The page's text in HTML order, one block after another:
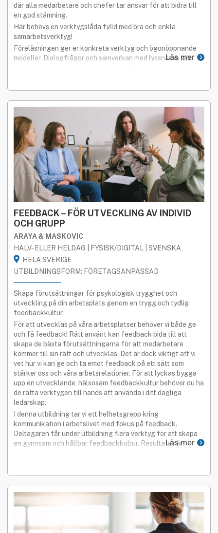
där alla medarbetare och chefer tar ansvar för att bidra till
en god stämning.
Här behövs en verktygslåda fylld med bra och enkla
samarbetsverktyg!
Föreläsningen ger er konkreta verktyg och ögonöppnande
modeller. Dialogfrågor och samverkan med lyssnarna gör
Läs mer
FEEDBACK – FÖR UTVECKLING AV INDIVID
OCH GRUPP
ARAYA & MASKOVIC
HALV- ELLER HELDAG | FYSISK/DIGITAL | SVENSKA
HELA SVERIGE
UTBILDNINGSFORM: FÖRETAGSANPASSAD
Skapa förutsättningar för psykologisk trygghet och
utveckling på din arbetsplats genom en trygg och tydlig
feedbackkultur.
För att utvecklas på våra arbetsplatser behöver vi både ge
och få feedback! Rätt använt kan feedback bida till att
skapa de bästa förutsättningarna för att medarbetare
kommer till sin rätt och utvecklas. Det är dock viktigt att vi
vet hur vi kan ge och ta emot feedback på ett sätt som
stärker oss och våra arbetsrelationer. För att lyckas bygga
upp en utvecklande, hälsosam feedbackkultur behöver du ha
de rätta verktygen till hands att använda i ditt dagliga
ledarskap.
I denna utbildning tar vi ett helhetsgrepp kring
kommunikation i arbetslivet med fokus på feedback.
Deltagaren får under utbildning flera verktyg för att skapa
en gynnsam och hållbar feedbackkultur. Resultatet är
Läs mer